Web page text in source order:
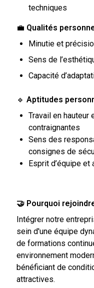
techniques
💼 Qualités
Minutie et
Sens de
Capacité
🔹 Aptitudes
Travail en
contraignantes
Sens des
consignes de
Esprit d’équipe et
🤝 Pourquoi
Intégrer notre
sein d'une équipe
de formations
environnement
bénéficiant de
attractives.